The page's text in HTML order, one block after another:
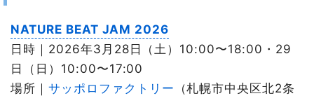
NATURE BEAT JAM 2026
日時｜2026年3月28日（土）10:00〜18:00・29
日（日）10:00〜17:00
場所｜ サッポロファクトリー （札幌市中央区北2条